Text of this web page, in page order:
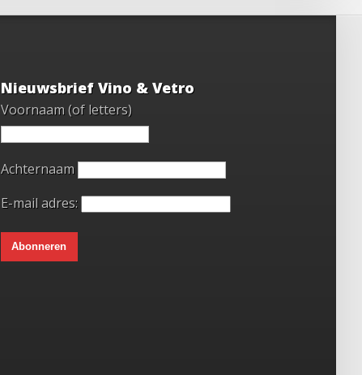
Nieuwsbrief Vino & Vetro
Voornaam (of letters)
Achternaam
E-mail adres: